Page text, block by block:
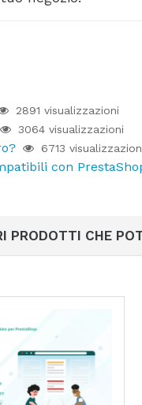
2891 visualizzazioni
3064 visualizzazioni
6713
con
PRODOTTI CHE